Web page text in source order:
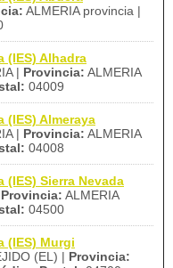
ALMERIA provincia |
(IES) Alhadra
| Provincia: ALMERIA
04009
Almeraya
| Provincia: ALMERIA
04008
Sierra Nevada
Provincia: ALMERIA
04500
(IES) Murgi
(EL) | Provincia: